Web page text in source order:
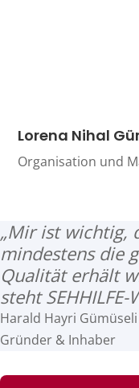
Lorena Nihal
Organisation und
„Mir ist wichtig,
mindestens die
Qualität erhält
steht SEHHILFE-
Harald Hayri Gümüseli
Gründer & Inhaber